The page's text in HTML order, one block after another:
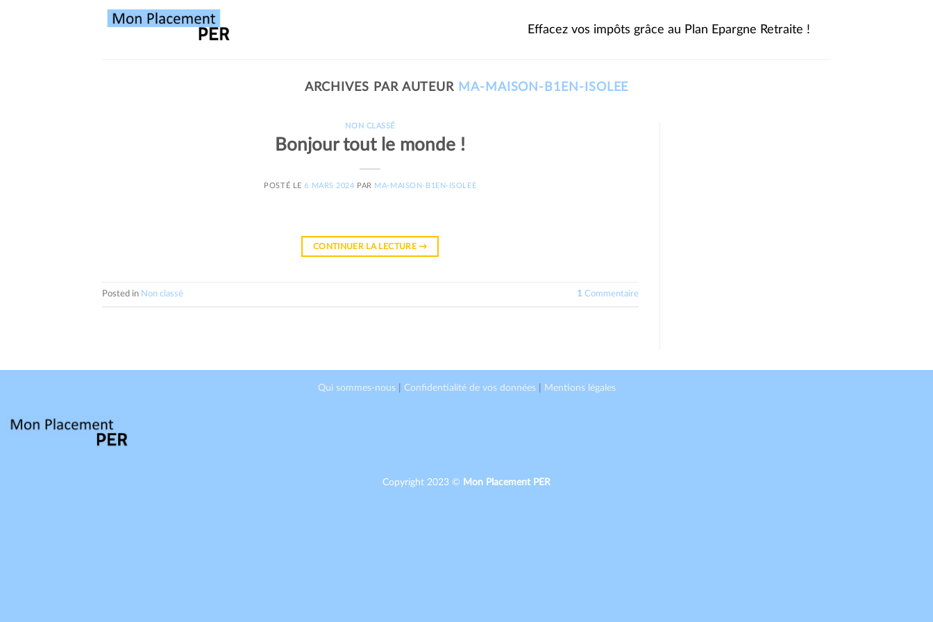
Effacez vos impôts grâce au Plan Epargne Retraite !
ARCHIVES PAR AUTEUR MA-MAISON-B1EN-ISOLEE
NON CLASSÉ
Bonjour tout le monde !
POSTÉ LE6 MARS 2024 PAR MA-MAISON-B1EN-ISOLEE
CONTINUER LA LECTURE→
Posted in Non classé 1 Commentaire
Qui sommes-nous| Confidentialité de vos données| Mentions légales
Copyright 2023 © Mon Placement PER